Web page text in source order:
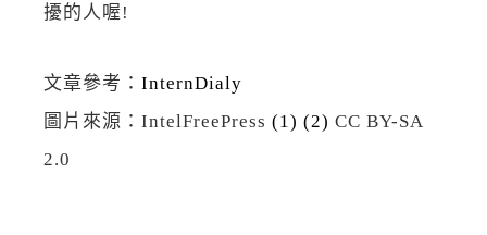
擾的人喔!
文章參考： InternDialy
圖片來源：IntelFreePress (1) (2) CC BY-SA
2.0